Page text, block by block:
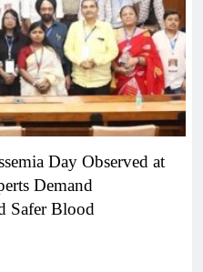
Day Observed at
Demand
Safer Blood